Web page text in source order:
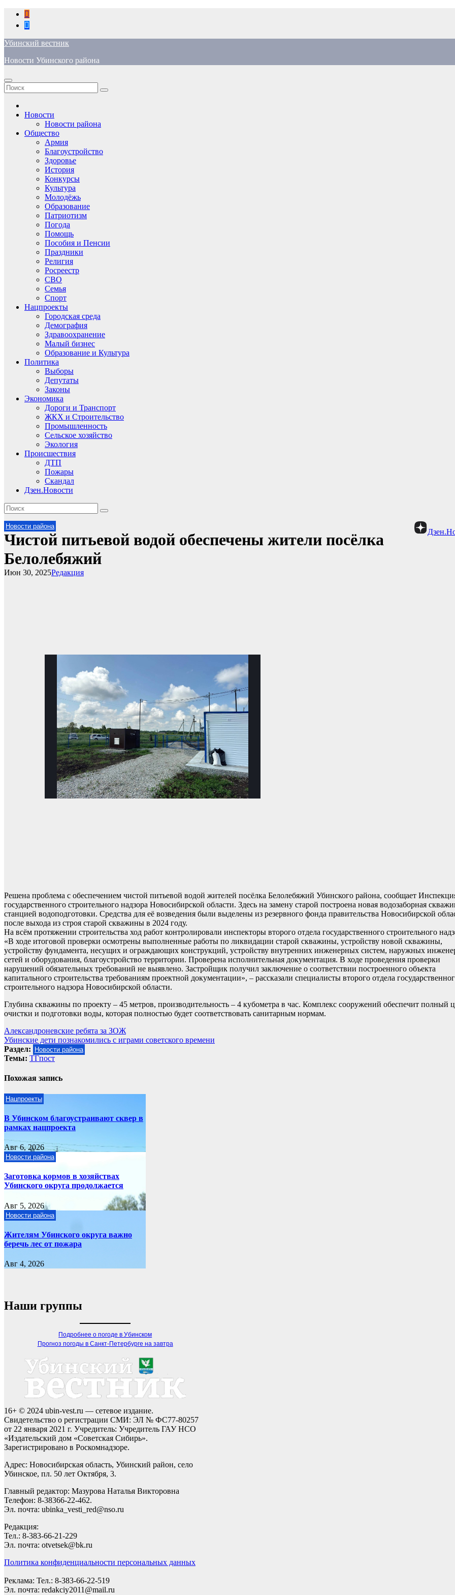
Перейти
содержимому
Убинский вестник
Новости Убинского района
Новости
Новости района
Общество
Армия
Благоустройство
Здоровье
История
Конкурсы
Культура
Молодёжь
Образование
Патриотизм
Погода
Помощь
Пособия и Пенсии
Праздники
Религия
Росреестр
СВО
Семья
Спорт
Нацпроекты
Городская среда
Демография
Здравоохранение
Малый бизнес
Образование и Культура
Политика
Выборы
Депутаты
Законы
Экономика
Дороги и Транспорт
ЖКХ и Строительство
Промышленность
Сельское хозяйство
Экология
Происшествия
ДТП
Пожары
Скандал
Дзен.Новости
Новости района
Чистой питьевой водой обеспечены жители посёлка
Белолебяжий
Редакция
Июн 30, 2025
Решена проблема с обеспечением чистой питьевой водой жителей посёлка Белолебяжий Убинского района, сообщает
государственного строительного надзора Новосибирской области. Здесь на замену старой построена новая водозаборная
станцией водоподготовки. Средства для её возведения были выделены из резервного фонда правительства Новосибирской
после выхода из строя старой скважины в 2024 году.
На всём протяжении строительства ход работ контролировали инспекторы второго отдела государственного строительного
«В ходе итоговой проверки осмотрены выполненные работы по ликвидации старой скважины, устройству новой скважины,
устройству фундамента, несущих и ограждающих конструкций, устройству внутренних инженерных систем, наружных
сетей и оборудования, благоустройство территории. Проверена исполнительная документация. В ходе проведения проверки
нарушений обязательных требований не выявлено. Застройщик получил заключение о соответствии построенного объекта
капитального строительства требованиям проектной документации», – рассказали специалисты второго отдела
строительного надзора Новосибирской области.
Глубина скважины по проекту – 45 метров, производительность – 4 кубометра в час. Комплекс сооружений обеспечит полный
очистки и подготовки воды, которая полностью будет соответствовать санитарным нормам.
Навигация
по
записям
Александроневские ребята за ЗОЖ
Убинские дети познакомились с играми советского времени
Раздел:
Новости района
Темы: ТГпост
Похожая запись
Нацпроекты
В Убинском благоустраивают сквер в
рамках нацпроекта
Авг 6, 2026
Новости района
Заготовка кормов в хозяйствах
Убинского округа продолжается
Авг 5, 2026
Новости района
Жителям Убинского округа важно
беречь лес от пожара
Авг 4, 2026
Наши группы
Подробнее о погоде в Убинском
Прогноз погоды в Санкт-Петербурге на завтра
16+ © 2024 ubin-vest.ru — сетевое издание.
Свидетельство о регистрации СМИ: ЭЛ № ФС77-80257
от 22 января 2021 г. Учредитель: Учредитель ГАУ НСО
«Издательский дом «Советская Сибирь».
Зарегистрировано в Роскомнадзоре.
Адрес: Новосибирская область, Убинский район, село
Убинское, пл. 50 лет Октября, 3.
Главный редактор: Мазурова Наталья Викторовна
Телефон: 8-38366-22-462.
Эл. почта: ubinka_vesti_red@nso.ru
Редакция:
Тел.: 8-383-66-21-229
Эл. почта: otvetsek@bk.ru
Политика конфиденциальности персональных данных
Реклама: Тел.: 8-383-66-22-519
Эл. почта: redakciy2011@mail.ru